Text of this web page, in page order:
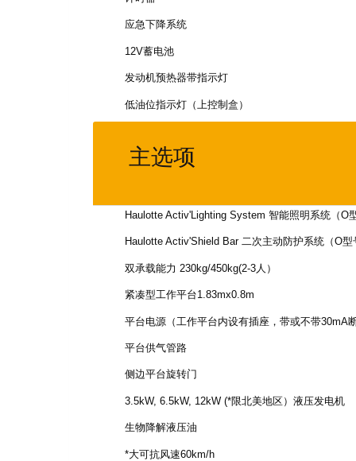
应急下降系统
12V蓄电池
发动机预热器带指示灯
低油位指示灯（上控制盒）
主选项
Haulotte Activ'Lighting System 智能照明系统（O型
Haulotte Activ'Shield Bar 二次主动防护系统（O型
双承载能力 230kg/450kg(2-3人）
紧凑型工作平台1.83mx0.8m
平台电源（工作平台内设有插座，带或不带30mA断
平台供气管路
侧边平台旋转门
3.5kW, 6.5kW, 12kW (*限北美地区）液压发电机
生物降解液压油
*大可抗风速60km/h